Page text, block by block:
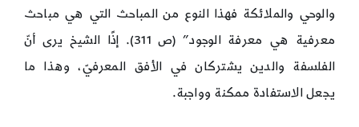
والوحي والملائكة فهذا النوع من المباحث التي هي مباحث
معرفية هي معرفة الوجود” (ص 311). إذًا الشيخ يرى أنّ
الفلسفة والدين يشتركان في الأفق المعرفيّ، وهذا ما
يجعل الاستفادة ممكنة وواجبة.